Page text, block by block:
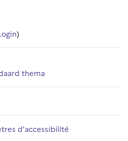
)
thema
d'accessibilité